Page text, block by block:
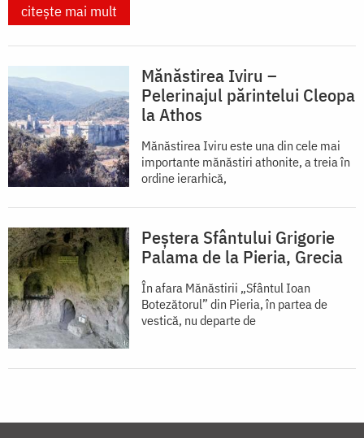
citește mai mult
Mănăstirea Iviru –
Pelerinajul părintelui Cleopa
la Athos
Mănăstirea Iviru este una din cele mai
importante mănăstiri athonite, a treia în
ordine ierarhică,
Peștera Sfântului Grigorie
Palama de la Pieria, Grecia
În afara Mănăstirii „Sfântul Ioan
Botezătorul” din Pieria, în partea de
vestică, nu departe de